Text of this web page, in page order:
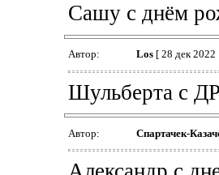
Сашу с днём
Автор: Los[ 28 дек 2022
Шульберта с
Автор: Спартачек-